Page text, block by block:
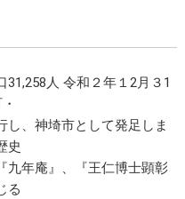
人 令和２年１2月３1
し、神埼市として発足しま
史
九年庵』、『王仁博士顕彰
る